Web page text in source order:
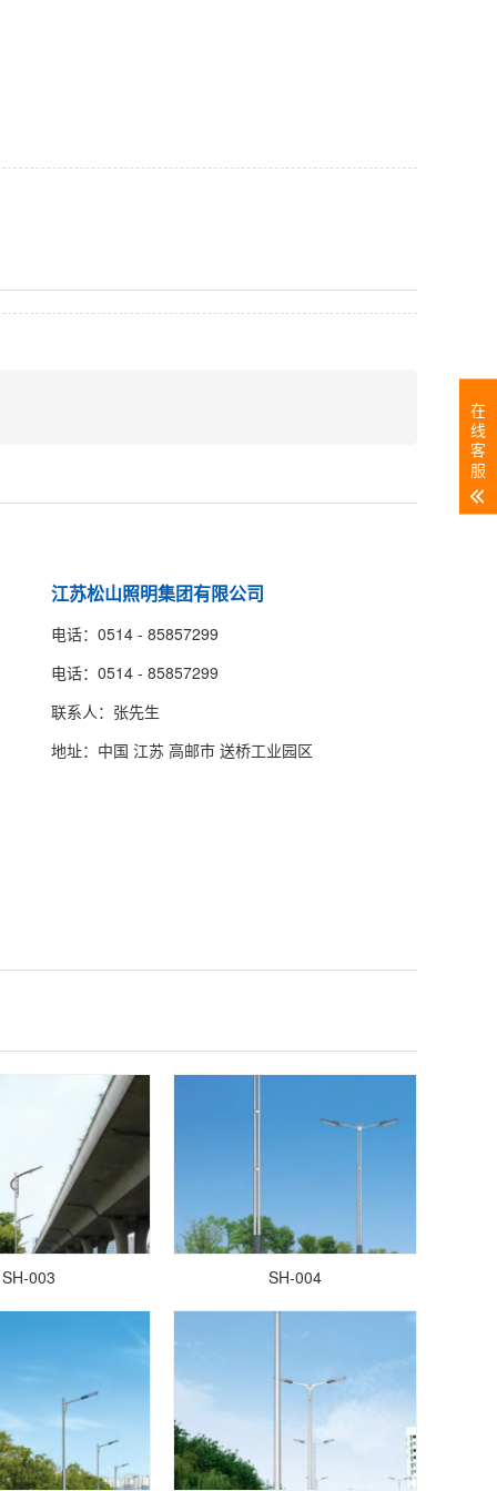
江苏松山照明集团有限公司
电话：0514 - 85857299
电话：0514 - 85857299
联系人：张先生
地址：中国 江苏 高邮市 送桥工业园区
SH-003 SH-004
在
线
客
服